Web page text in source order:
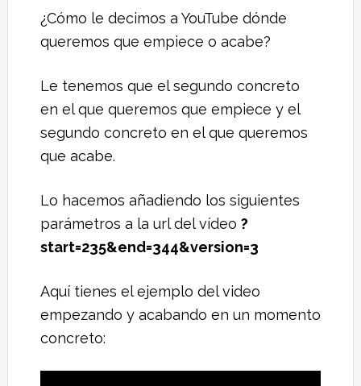
¿Cómo le decimos a YouTube dónde
queremos que empiece o acabe?
Le tenemos que el segundo concreto
en el que queremos que empiece y el
segundo concreto en el que queremos
que acabe.
Lo hacemos añadiendo los siguientes
parámetros a la url del vídeo ?
start=235&end=344&version=3
Aquí tienes el ejemplo del video
empezando y acabando en un momento
concreto: